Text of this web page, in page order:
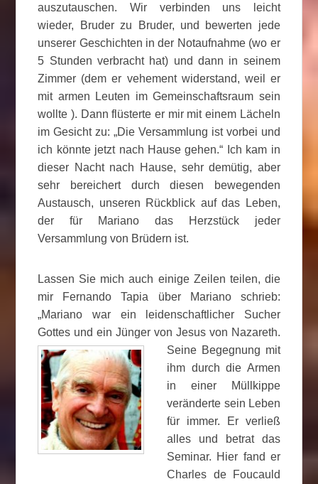
auszutauschen. Wir verbinden uns leicht
wieder, Bruder zu Bruder, und bewerten jede
unserer Geschichten in der Notaufnahme (wo er
5 Stunden verbracht hat) und dann in seinem
Zimmer (dem er vehement widerstand, weil er
mit armen Leuten im Gemeinschaftsraum sein
wollte ). Dann flüsterte er mir mit einem Lächeln
im Gesicht zu: „Die Versammlung ist vorbei und
ich könnte jetzt nach Hause gehen.“ Ich kam in
dieser Nacht nach Hause, sehr demütig, aber
sehr bereichert durch diesen bewegenden
Austausch, unseren Rückblick auf das Leben,
der für Mariano das Herzstück jeder
Versammlung von Brüdern ist.
Lassen Sie mich auch einige Zeilen teilen, die
mir Fernando Tapia über Mariano schrieb:
„Mariano war ein leidenschaftlicher Sucher
Gottes und ein Jünger von Jesus von Nazareth.
Seine Begegnung mit
ihm durch die Armen
in einer Müllkippe
veränderte sein Leben
für immer. Er verließ
alles und betrat das
Seminar. Hier fand er
Charles de Foucauld